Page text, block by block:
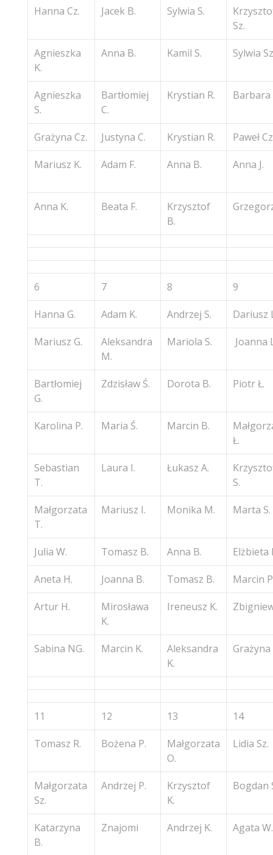
Hanna Cz. Jacek B. Sylwia S.
Sz.
Agnieszka
K.
Anna B. Kamil S. Sylwia
Agnieszka
S.
Bartłomiej
C.
Krystian R. Barbara
Grażyna Cz. Justyna C. Krystian R. Paweł
Mariusz K. Adam F. Anna B. Anna J.
Anna K. Beata F.
Krzysztof
B.
6 7 8 9
Hanna G. Adam K. Andrzej S. Dariusz
Mariusz G.
Aleksandra
M.
Mariola S. Joanna
Bartłomiej
G.
Zdzisław Ś. Dorota B. Piotr Ł.
Karolina P. Maria Ś. Marcin B.
Ł.
Sebastian
T.
Laura I. Łukasz A.
S.
Małgorzata
T.
Mariusz I. Monika M. Marta S.
Julia W. Tomasz B. Anna B. Elżbieta
Aneta H. Joanna B. Tomasz B. Marcin
Artur H.
Mirosława
K.
Ireneusz K.
Sabina NG. Marcin K.
Aleksandra
K.
Grażyna
11 12 13 14
Tomasz R. Bożena P.
Małgorzata
O.
Lidia Sz.
Małgorzata
Sz.
Andrzej P.
Krzysztof
K.
Bogdan
Katarzyna
B.
Znajomi Andrzej K. Agata W.